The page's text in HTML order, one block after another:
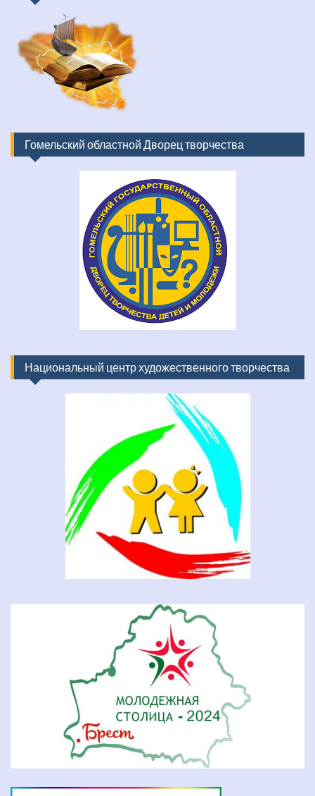
Гомельский областной Дворец творчества
Национальный центр художественного творчества